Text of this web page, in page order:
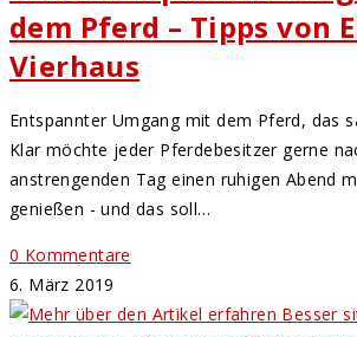
dem Pferd – Tipps von
Vierhaus
Entspannter Umgang mit dem Pferd, das
Klar möchte jeder Pferdebesitzer gerne
anstrengenden Tag einen ruhigen Abend
genießen - und das soll…
0 Kommentare
6. März 2019